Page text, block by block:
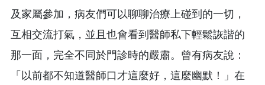
及家屬參加，病友們可以聊聊治療上碰到的一切，
互相交流打氣，並且也會看到醫師私下輕鬆詼諧的
那一面，完全不同於門診時的嚴肅。曾有病友說：
「以前都不知道醫師口才這麼好，這麼幽默！」在